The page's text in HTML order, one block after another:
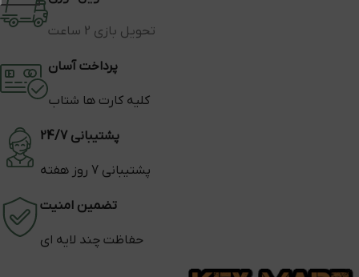
تحویل بازی 2 ساعت
پرداخت آسان
کلیه کارت ها شتاب
پشتیبانی 24/7
پشتیبانی 7 روز هفته
تضمین امنیت
حفاظت چند لایه ای